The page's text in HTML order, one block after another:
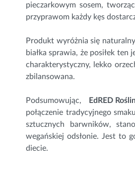
pieczarkowym sosem,
przyprawom każdy kęs
Produkt wyróżnia się
białka sprawia, że posiłek ten
charakterystyczny, lekko
zbilansowana.
Podsumowując, EdRED
połączenie tradycyjnego
sztucznych barwników,
wegańskiej odsłonie. Jest to
diecie.